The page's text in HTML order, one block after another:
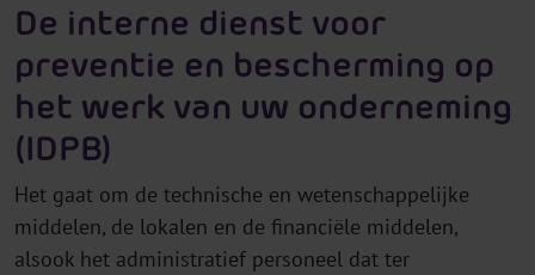
De interne dienst voor
preventie en bescherming op
het werk van uw onderneming
(IDPB)
Het gaat om de technische en wetenschappelijke
middelen, de lokalen en de financiële middelen,
alsook het administratief personeel dat ter